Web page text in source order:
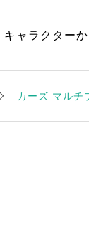
キャラクター
カーズ マルチ